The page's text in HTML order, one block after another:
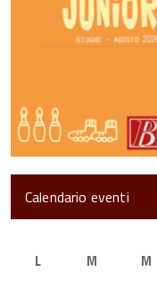
Calendario eventi
L M M